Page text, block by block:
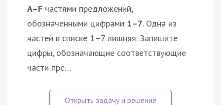
A–F частями предложений,
обозначенными цифрами 1–7. Одна из
частей в списке 1–7 лишняя. Запишите
цифры, обозначающие соответствующие
части пре…